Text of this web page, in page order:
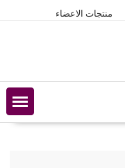
منتجات الاعضاء